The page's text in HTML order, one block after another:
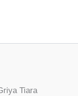
Tiara